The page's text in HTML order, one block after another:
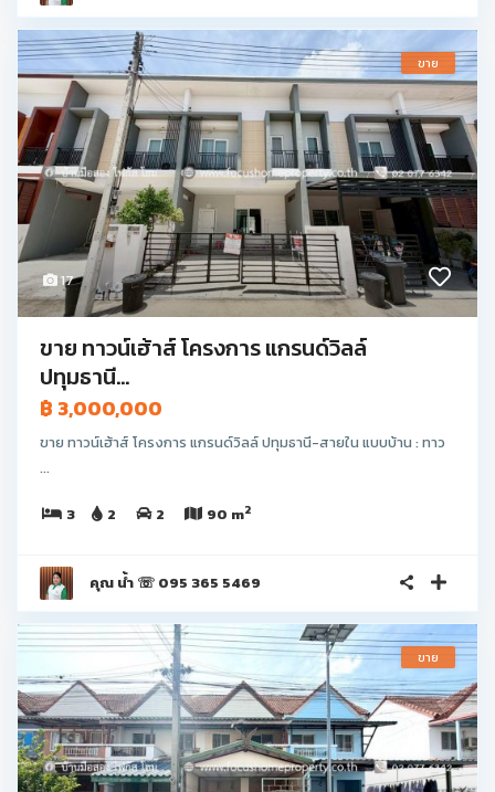
17
ขาย
ขาย ทาวน์เฮ้าส์ โครงการ แกรนด์วิลล์
ปทุมธานี...
฿ 3,000,000
ขาย ทาวน์เฮ้าส์ โครงการ แกรนด์วิลล์ ปทุมธานี-สายใน แบบบ้าน : ทาว
...
3 2 2 90 m2
คุณ น้ำ ☏ 095 365 5469
ขาย